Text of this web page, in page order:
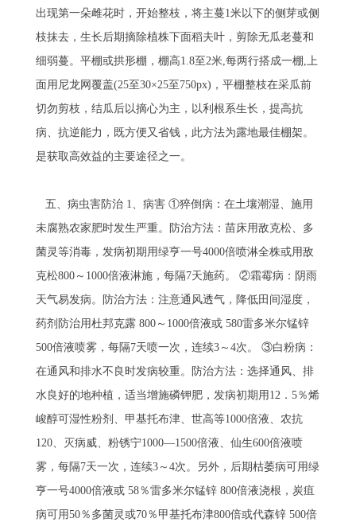
出现第一朵雌花时，开始整枝，将主蔓1米以下的侧芽或侧
枝抹去，生长后期摘除植株下面稻夫叶，剪除无瓜老蔓和
细弱蔓。平棚或拱形棚，棚高1.8至2米,每两行搭成一棚,上
面用尼龙网覆盖(25至30×25至750px)，平棚整枝在采瓜前
切勿剪枝，结瓜后以摘心为主，以利根系生长，提高抗
病、抗逆能力，既方便又省钱，此方法为露地最佳棚架。
是获取高效益的主要途径之一。
五、病虫害防治 1、病害 ①猝倒病：在土壤潮湿、施用
未腐熟农家肥时发生严重。防治方法：苗床用敌克松、多
菌灵等消毒，发病初期用绿亨一号4000倍喷淋全株或用敌
克松800～1000倍液淋施，每隔7天施药。 ②霜霉病：阴雨
天气易发病。防治方法：注意通风透气，降低田间湿度，
药剂防治用杜邦克露 800～1000倍液或 580雷多米尔锰锌
500倍液喷雾，每隔7天喷一次，连续3～4次。 ③白粉病：
在通风和排水不良时发病较重。防治方法：选择通风、排
水良好的地种植，适当增施磷钾肥，发病初期用12．5％烯
峻醇可湿性粉剂、甲基托布津、世高等1000倍液、农抗
120、灭病威、粉锈宁1000—1500倍液、仙生600倍液喷
雾，每隔7天一次，连续3～4次。另外，后期枯萎病可用绿
亨一号4000倍液或 58％雷多米尔锰锌 800倍液浇根，炭疽
病可用50％多菌灵或70％甲基托布津800倍或代森锌 500倍